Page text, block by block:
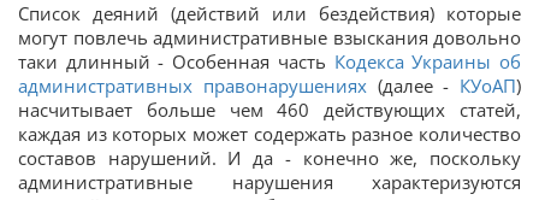
Список деяний (действий или бездействия) которые
могут повлечь административные взыскания довольно
таки длинный - Особенная часть Кодекса Украины об
административных правонарушениях(далее - КУоАП)
насчитывает больше чем 460 действующих статей,
каждая из которых может содержать разное количество
составов нарушений. И да - конечно же, поскольку
административные нарушения характеризуются